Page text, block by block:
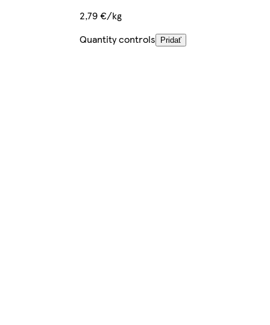
2,79 €/kg
Quantity controls
Pridať